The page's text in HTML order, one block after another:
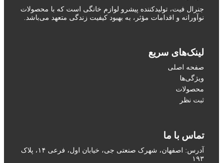
جنرال فیت، تولیدکننده پیشرو لوازم خانگی است که با محصولات
نوآورانه و اقدامات مؤثر، به بهبود کیفیت زندگی متعهد می‌باشد.
لینک‌های سریع
صفحه اصلی
ویژگی‌ها
محصولات
ثبت نظر
تماس با ما
آدرس: اصفهان، شهرک صنعتی جی، خیابان اول، فرعی ۱۴، پلاک
۱۹۳